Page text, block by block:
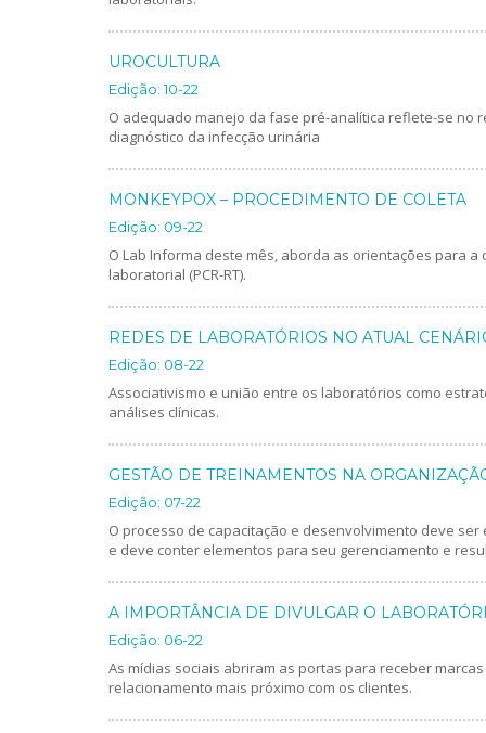
UROCULTURA
Edição: 10-22
O adequado manejo da fase pré-analítica reflete-se no
diagnóstico da infecção urinária
MONKEYPOX – PROCEDIMENTO DE COLETA
Edição: 09-22
O Lab Informa deste mês, aborda as orientações para
laboratorial (PCR-RT).
REDES DE LABORATÓRIOS NO ATUAL
Edição: 08-22
Associativismo e união entre os laboratórios como
análises clínicas.
GESTÃO DE TREINAMENTOS NA
Edição: 07-22
O processo de capacitação e desenvolvimento deve
e deve conter elementos para seu gerenciamento e
A IMPORTÂNCIA DE DIVULGAR O
Edição: 06-22
As mídias sociais abriram as portas para receber
relacionamento mais próximo com os clientes.